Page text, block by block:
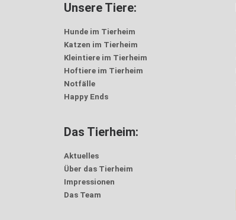
Unsere Tiere:
Hunde im Tierheim
Katzen im Tierheim
Kleintiere im Tierheim
Hoftiere im Tierheim
Notfälle
Happy Ends
Das Tierheim:
Aktuelles
Über das Tierheim
Impressionen
Das Team